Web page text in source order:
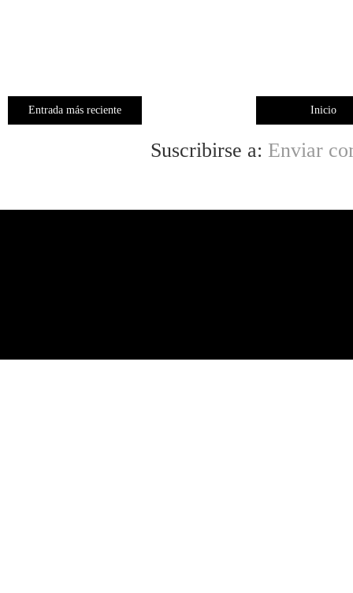
Entrada más reciente Inicio
Suscribirse a: Enviar